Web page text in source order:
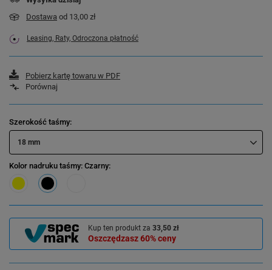
Dostawa od 13,00 zł
Leasing, Raty, Odroczona płatność
Pobierz kartę towaru w PDF
Porównaj
Szerokość taśmy
18 mm
Kolor nadruku taśmy: Czarny
Kup ten produkt za 33,50 zł
Oszczędzasz60%ceny